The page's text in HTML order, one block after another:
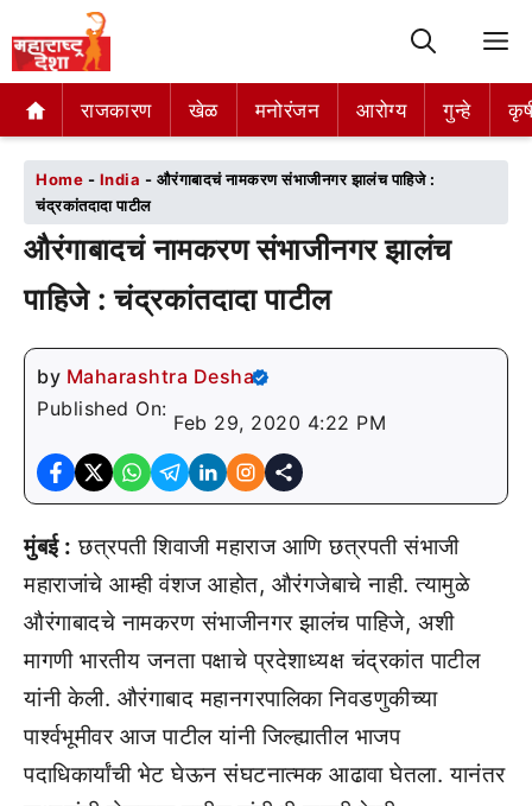
राजकारण खेळ मनोरंजन आरोग्य गुन्हे
राजकारण खेळ मनोरंजन आरोग्य गुन्हे
Home - India - औरंगाबादचं नामकरण संभाजीनगर झालंच पाहिजे :
चंद्रकांतदादा पाटील
औरंगाबादचं नामकरण संभाजीनगर झालंच
पाहिजे : चंद्रकांतदादा पाटील
by Maharashtra Desha
Published On:
Feb 29, 2020 4:22 PM
मुंबई : छत्रपती शिवाजी महाराज आणि छत्रपती संभाजी
महाराजांचे आम्ही वंशज आहोत, औरंगजेबाचे नाही. त्यामुळे
औरंगाबादचे नामकरण संभाजीनगर झालंच पाहिजे, अशी
मागणी भारतीय जनता पक्षाचे प्रदेशाध्यक्ष चंद्रकांत पाटील
यांनी केली. औरंगाबाद महानगरपालिका निवडणुकीच्या
पार्श्वभूमीवर आज पाटील यांनी जिल्ह्यातील भाजप
पदाधिकार्यांची भेट घेऊन संघटनात्मक आढावा घेतला. यानंतर